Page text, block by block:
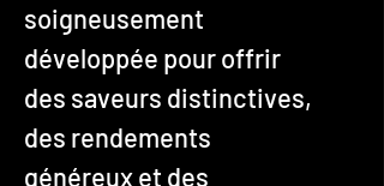
soigneusement
développée pour offrir
des saveurs distinctives,
des rendements
généreux et des